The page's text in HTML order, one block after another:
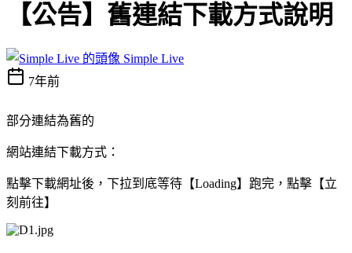
【公告】舊連結下載方式說明
Simple Live
7年前
部分連結為舊的
網站連結下載方式：
點擊下載網址後，下拉到底等待【Loading】跑完，點擊【立
刻前往】